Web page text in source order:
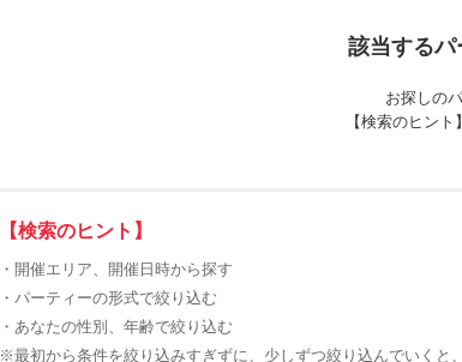
該当する
お探しの
【検索のヒン
【検索のヒント】
・開催エリア、開催日時から探す
・パーティーの形式で絞り込む
・あなたの性別、年齢で絞り込む
※最初から条件を絞り込みすぎずに、少しずつ絞り込んでいくと